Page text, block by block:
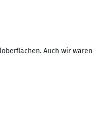
Auch wir waren